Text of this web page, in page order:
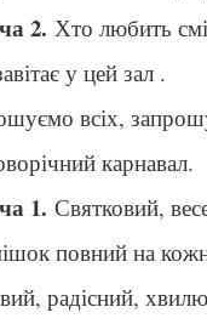
2. Хто любить
у цей зал .
всіх,
карнавал.
1. Святковий,
повний на
радісний,